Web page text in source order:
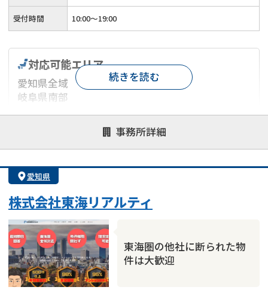
受付時間 10:00～19:00
事務所詳細
対応可能エリア
愛知県全域
岐阜県南部
決済までが早い
業者案件歓迎
士業連携有り
続きを読む
愛知県
株式会社東海リアルティ
東海圏の他社に断られた物
件は大歓迎